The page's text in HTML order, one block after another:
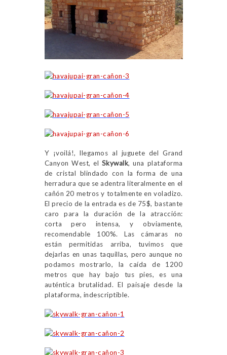
Y ¡voilá!, llegamos al juguete del Grand
Canyon West, el Skywalk, una plataforma
de cristal blindado con la forma de una
herradura que se adentra literalmente en el
cañón 20 metros y totalmente en voladizo.
El precio de la entrada es de 75$, bastante
caro para la duración de la atracción:
corta pero intensa, y obviamente,
recomendable 100%. Las cámaras no
están permitidas arriba, tuvimos que
dejarlas en unas taquillas, pero aunque no
podamos mostrarlo, la caída de 1200
metros que hay bajo tus pies, es una
auténtica brutalidad. El paisaje desde la
plataforma, indescriptible.